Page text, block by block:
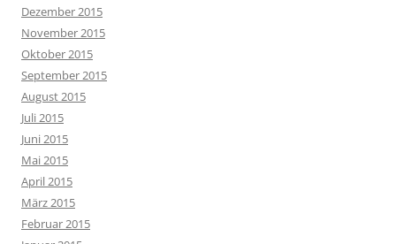
Dezember 2015
November 2015
Oktober 2015
September 2015
August 2015
Juli 2015
Juni 2015
Mai 2015
April 2015
März 2015
Februar 2015